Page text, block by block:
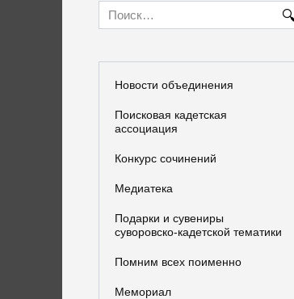
for:
Новости объединения
Поисковая кадетская
ассоциация
Конкурс сочинений
Медиатека
Подарки и сувениры
суворовско-кадетской тематики
Помним всех поименно
Мемориал